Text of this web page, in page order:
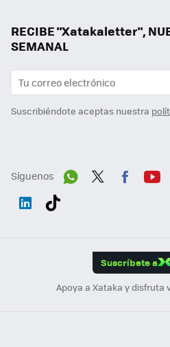
RECIBE "Xatakaletter",
SEMANAL
Suscribiéndote aceptas nuestra
Síguenos
Suscríbete a
Apoya a Xataka y disfruta